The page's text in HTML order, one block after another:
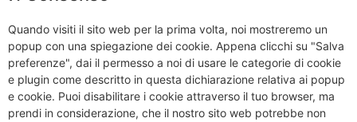
Quando visiti il sito web per la prima volta, noi mostreremo un
popup con una spiegazione dei cookie. Appena clicchi su "Salva
preferenze", dai il permesso a noi di usare le categorie di cookie
e plugin come descritto in questa dichiarazione relativa ai popup
e cookie. Puoi disabilitare i cookie attraverso il tuo browser, ma
prendi in considerazione, che il nostro sito web potrebbe non